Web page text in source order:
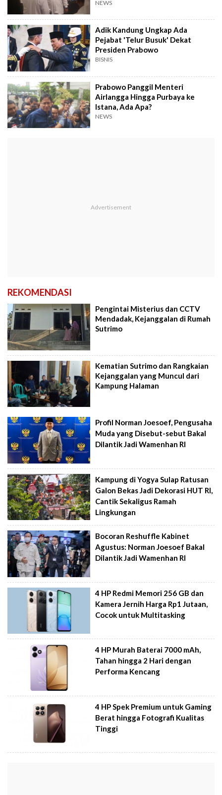
NEWS
Adik Kandung Ungkap Ada
Pejabat 'Telur Busuk' Dekat
Presiden Prabowo
BISNIS
Prabowo Panggil Menteri
Airlangga Hingga Purbaya ke
Istana, Ada Apa?
NEWS
REKOMENDASI
Pengintai Misterius dan CCTV
Mendadak, Kejanggalan di Rumah
Sutrimo
Kematian Sutrimo dan Rangkaian
Kejanggalan yang Muncul dari
Kampung Halaman
Profil Norman Joesoef, Pengusaha
Muda yang Disebut-sebut Bakal
Dilantik Jadi Wamenhan RI
Kampung di Yogya Sulap Ratusan
Galon Bekas Jadi Dekorasi HUT RI,
Cantik Sekaligus Ramah
Lingkungan
Bocoran Reshuffle Kabinet
Agustus: Norman Joesoef Bakal
Dilantik Jadi Wamenhan RI
4 HP Redmi Memori 256 GB dan
Kamera Jernih Harga Rp1 Jutaan,
Cocok untuk Multitasking
4 HP Murah Baterai 7000 mAh,
Tahan hingga 2 Hari dengan
Performa Kencang
4 HP Spek Premium untuk Gaming
Berat hingga Fotografi Kualitas
Tinggi